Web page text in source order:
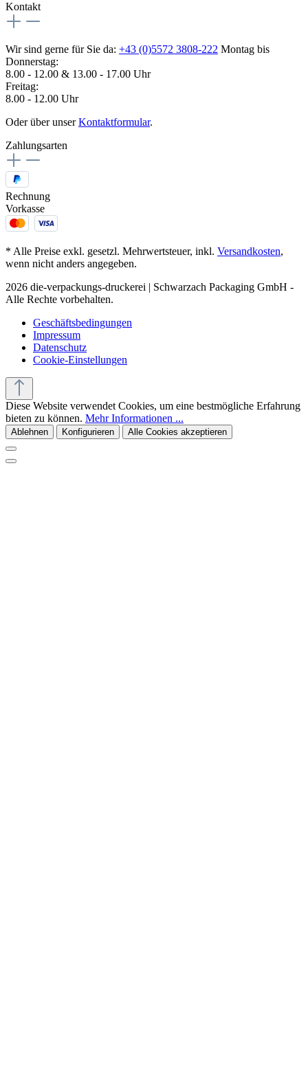
Kontakt
Wir sind gerne für Sie da: +43 (0)5572 3808-222 Montag bis
Donnerstag:
8.00 - 12.00 & 13.00 - 17.00 Uhr
Freitag:
8.00 - 12.00 Uhr
Oder über unserKontaktformular.
Zahlungsarten
Rechnung
Vorkasse
* Alle Preise exkl. gesetzl. Mehrwertsteuer, inkl. Versandkosten,
wenn nicht anders angegeben.
2026 die-verpackungs-druckerei | Schwarzach Packaging GmbH -
Alle Rechte vorbehalten.
Geschäftsbedingungen
Impressum
Datenschutz
Cookie-Einstellungen
Diese Website verwendet Cookies, um eine bestmögliche Erfahrung
bieten zu können. Mehr Informationen ...
Ablehnen Konfigurieren Alle Cookies akzeptieren